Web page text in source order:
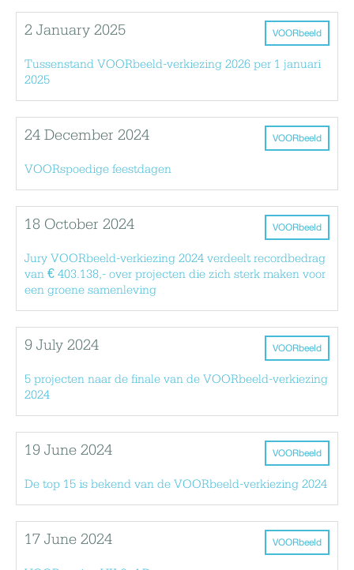
VOORbeeld
2 January 2025
Tussenstand VOORbeeld-verkiezing 2026 per 1 januari
2025
VOORbeeld
24 December 2024
VOORspoedige feestdagen
VOORbeeld
18 October 2024
Jury VOORbeeld-verkiezing 2024 verdeelt recordbedrag
van € 403.138,- over projecten die zich sterk maken voor
een groene samenleving
VOORbeeld
9 July 2024
5 projecten naar de finale van de VOORbeeld-verkiezing
2024
VOORbeeld
19 June 2024
De top 15 is bekend van de VOORbeeld-verkiezing 2024
VOORbeeld
17 June 2024